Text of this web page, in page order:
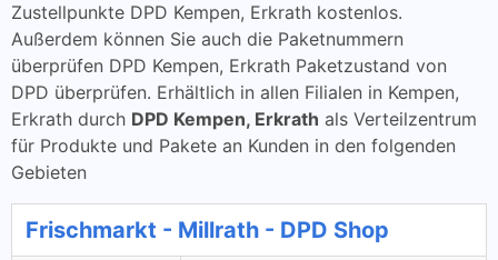
Zustellpunkte DPD Kempen, Erkrath kostenlos.
Außerdem können Sie auch die Paketnummern
überprüfen DPD Kempen, Erkrath Paketzustand von
DPD überprüfen. Erhältlich in allen Filialen in Kempen,
Erkrath durch DPD Kempen, Erkrath als Verteilzentrum
für Produkte und Pakete an Kunden in den folgenden
Gebieten
Frischmarkt - Millrath - DPD Shop